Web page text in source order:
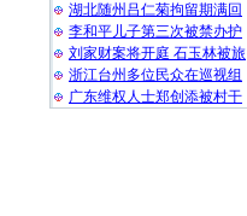
湖北随州吕仁菊拘留期满回
李和平儿子第三次被禁办护
刘家财案将开庭 石玉林被旅
浙江台州多位民众在巡视组
广东维权人士郑创添被村干